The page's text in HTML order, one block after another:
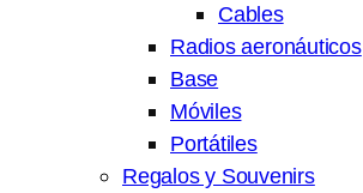
Cables
Radios aeronáuticos
Base
Móviles
Portátiles
Regalos y Souvenirs